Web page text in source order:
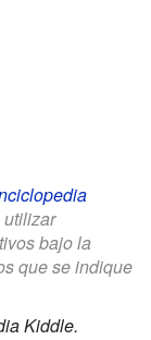
bajo la
que se indique
Kiddle.